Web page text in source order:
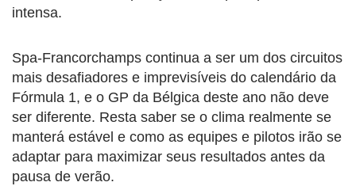
intensa.
Spa-Francorchamps continua a ser um dos circuitos
mais desafiadores e imprevisíveis do calendário da
Fórmula 1, e o GP da Bélgica deste ano não deve
ser diferente. Resta saber se o clima realmente se
manterá estável e como as equipes e pilotos irão se
adaptar para maximizar seus resultados antes da
pausa de verão.